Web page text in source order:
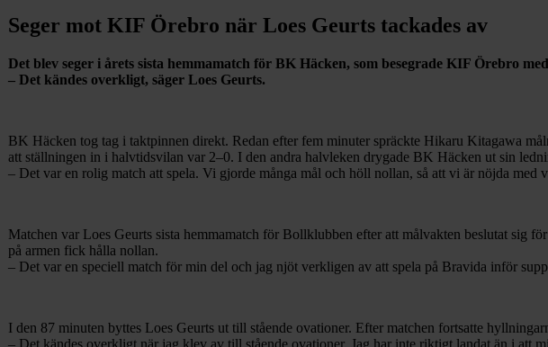
Seger mot KIF Örebro när Loes Geurts tackades av
Det blev seger i årets sista hemmamatch för BK Häcken, som besegrade KIF Örebro
– Det kändes overkligt, säger Loes Geurts.
BK Häcken tog tag i taktpinnen direkt. Redan efter fem minuter spräckte Hikaru Kitagawa
att ställningen in i halvtidsvilan var 2–0. I den andra halvleken drygade BK Häcken ut sin
– Det var en rolig match att spela. Vi gjorde många mål och höll nollan, så att vi är nöjda med
Matchen var Loes Geurts sista hemmamatch för Bollklubben efter att målvakten beslutat sig
på armen fick hålla nollan.
– Det var en speciell match för min del och jag njöt verkligen av att spela på Bravida inför
I den 87 minuten byttes Loes Geurts ut till stående ovationer. Efter matchen fortsatte
– Det kändes overkligt när jag klev av till stående ovationer. Jag har inte riktigt landat än i att